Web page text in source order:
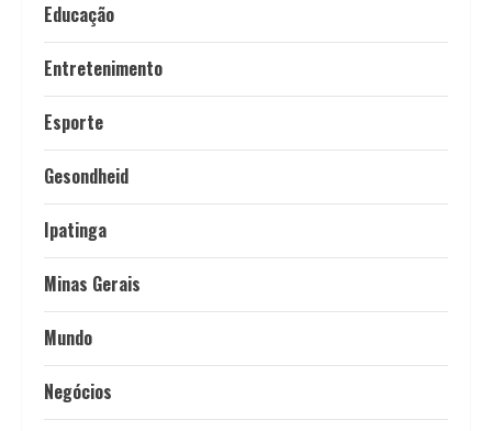
Educação
Entretenimento
Esporte
Gesondheid
Ipatinga
Minas Gerais
Mundo
Negócios